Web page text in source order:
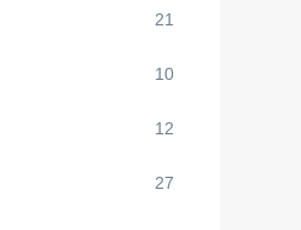
21
10
12
27